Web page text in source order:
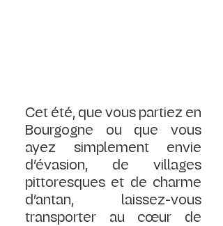
Cet été, que vous partiez en
Bourgogne ou que vous
ayez simplement envie
d’évasion, de villages
pittoresques et de charme
d’antan, laissez-vous
transporter au cœur de